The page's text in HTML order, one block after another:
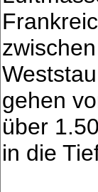
gehen
über
in die